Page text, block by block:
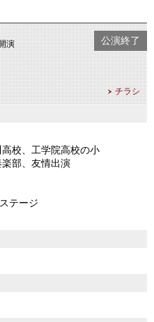
演
チラシ
公演終了
高校、工学院高校の小
部、友情出演
テージ